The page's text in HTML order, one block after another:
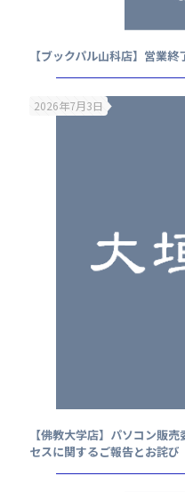
【ブックパル山科店】営業終
2026年7月3日
【佛教大学店】パソコン販
セスに関するご報告とお詫び